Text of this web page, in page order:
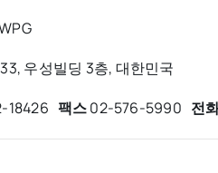
우성빌딩 3층, 대한민국
18426 팩스02-576-5990 전